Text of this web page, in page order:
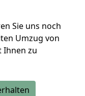
Sie uns noch
Umzug von
Ihnen zu